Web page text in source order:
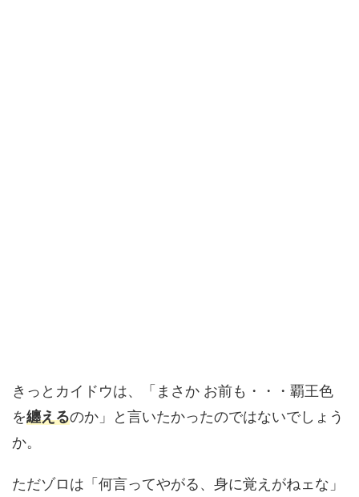
きっとカイドウは、「まさか お前も・・・覇王色
を纏えるのか」と言いたかったのではないでしょう
か。
ただゾロは「何言ってやがる、身に覚えがねェな」